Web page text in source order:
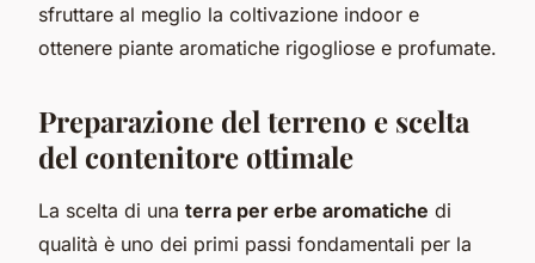
sfruttare al meglio la coltivazione indoor e
ottenere piante aromatiche rigogliose e profumate.
Preparazione del terreno e scelta
del contenitore ottimale
La scelta di una terra per erbe aromatiche di
qualità è uno dei primi passi fondamentali per la